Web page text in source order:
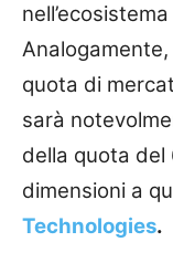
quota di
sarà
della quota del
dimensioni a
Technologies.